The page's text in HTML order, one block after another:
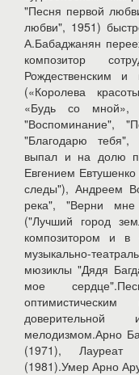
"Песня первой
любви", 1951)
А.Бабаджанян
композитор
Рождественским
(«Королева
«Будь со мной»,
"Воспоминание",
"Благодарю
выпал и на долю
Евгением
следы"), Андреем
река", "Верни
("Лучший город
композитором и в
музыкально-
мюзиклы "Дядя
мое
мелодизмом.Арно
(1971), Лауреат
(1981).Умер Арно